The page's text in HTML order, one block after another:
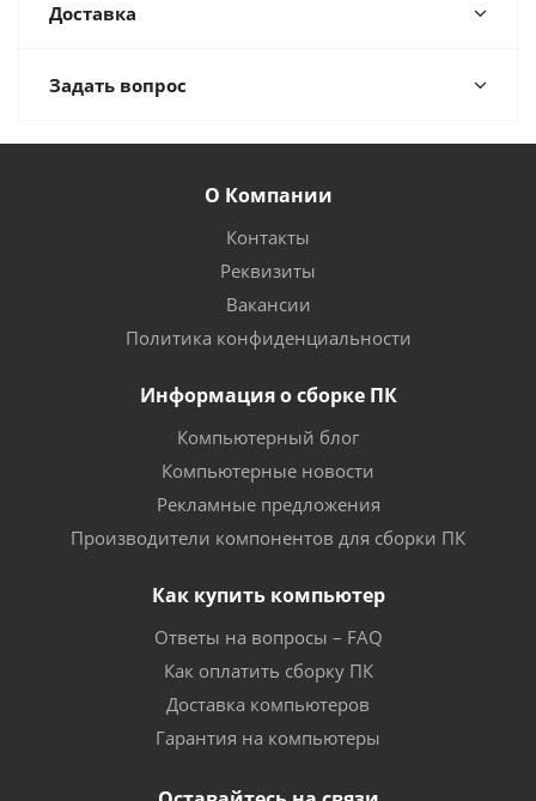
Доставка
Задать вопрос
О Компании
Контакты
Реквизиты
Вакансии
Политика конфиденциальности
Информация о сборке ПК
Компьютерный блог
Компьютерные новости
Рекламные предложения
Производители компонентов для сборки ПК
Как купить компьютер
Ответы на вопросы – FAQ
Как оплатить сборку ПК
Доставка компьютеров
Гарантия на компьютеры